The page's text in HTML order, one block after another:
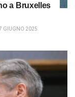
a Bruxelles
GIUGNO 2025